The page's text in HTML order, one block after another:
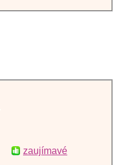
zaujímavé